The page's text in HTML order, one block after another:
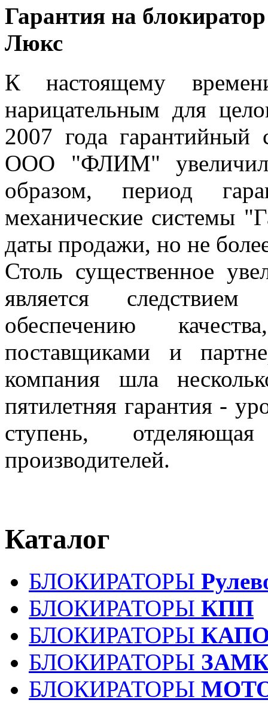
Гарантия на
Люкс
К настоящему
нарицательным для
2007 года
ООО "ФЛИМ"
образом, период
механические системы
даты продажи, но не
Столь существенное
является
обеспечению
поставщиками и
компания шла
пятилетняя гарантия -
ступень,
производителей.
Каталог
БЛОКИРАТОРЫ
БЛОКИРАТОРЫ КПП
БЛОКИРАТОРЫ
БЛОКИРАТОРЫ
БЛОКИРАТОРЫ